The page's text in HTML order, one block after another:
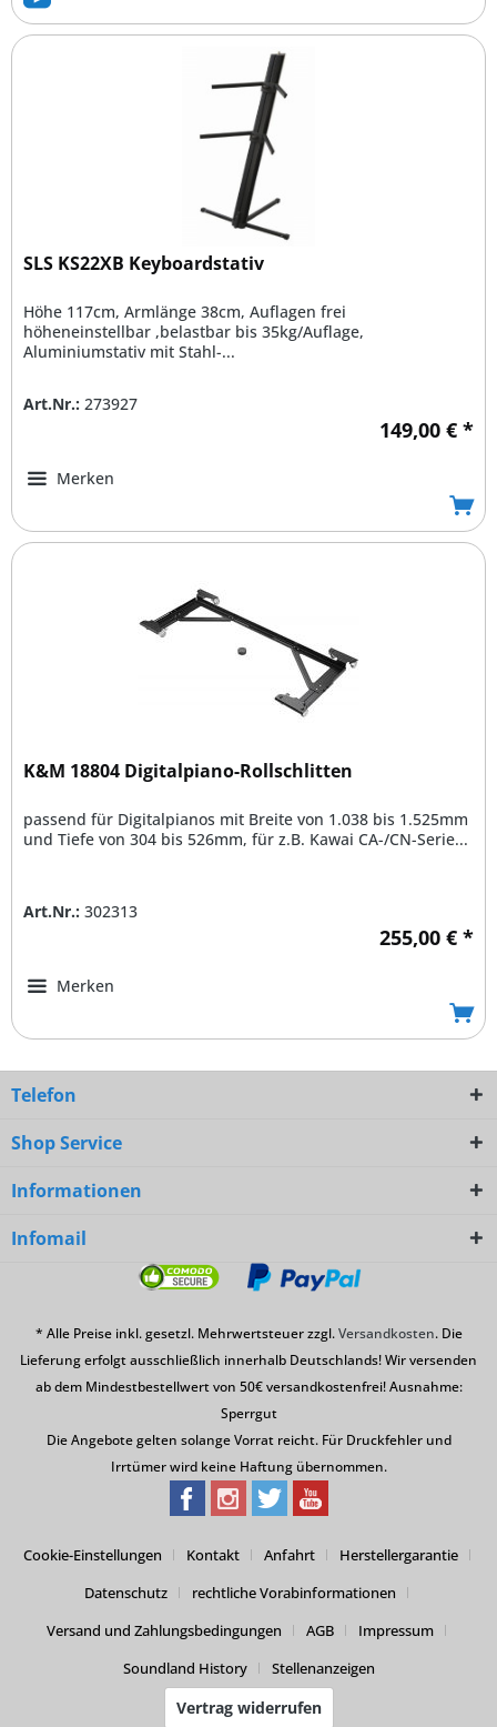
SLS KS22XB Keyboardstativ
Höhe 117cm, Armlänge 38cm, Auflagen frei
höheneinstellbar ,belastbar bis 35kg/Auflage,
Aluminiumstativ mit Stahl-...
Art.Nr.: 273927
149,00 € *
Merken
K&M 18804 Digitalpiano-Rollschlitten
passend für Digitalpianos mit Breite von 1.038 bis 1.525mm
und Tiefe von 304 bis 526mm, für z.B. Kawai CA-/CN-Serie...
Art.Nr.: 302313
255,00 € *
Merken
Telefon
Shop Service
Informationen
Infomail
* Alle Preise inkl. gesetzl. Mehrwertsteuer zzgl.Versandkosten. Die
Lieferung erfolgt ausschließlich innerhalb Deutschlands! Wir versenden
ab dem Mindestbestellwert von 50€ versandkostenfrei! Ausnahme:
Sperrgut
Die Angebote gelten solange Vorrat reicht. Für Druckfehler und
Irrtümer wird keine Haftung übernommen.
Cookie-Einstellungen Kontakt Anfahrt
Herstellergarantie
Datenschutz
rechtliche Vorabinformationen
Versand und Zahlungsbedingungen
AGB
Impressum
Soundland History
Stellenanzeigen
Vertrag widerrufen